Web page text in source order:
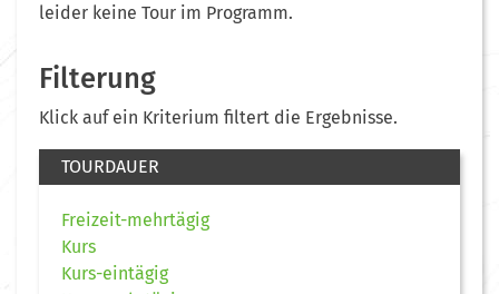
leider keine Tour im Programm.
Filterung
Klick auf ein Kriterium filtert die Ergebnisse.
TOURDAUER
Freizeit-mehrtägig
Kurs
Kurs-eintägig